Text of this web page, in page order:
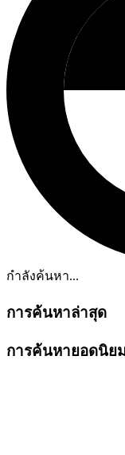
กำลังค้นหา...
การค้นหาล่าสุด
การค้นหายอดนิย